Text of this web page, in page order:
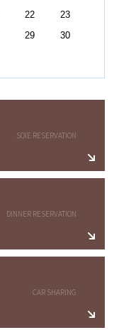
22
23
29
30